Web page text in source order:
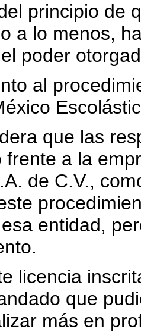
principio de
a lo menos,
poder
al
que las
frente a la
de C.V.,
entidad,
licencia
que
más en